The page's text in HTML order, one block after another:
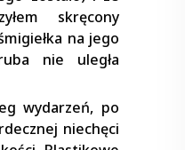
skręcony
na jego
nie uległa
wydarzeń, po
niechęci